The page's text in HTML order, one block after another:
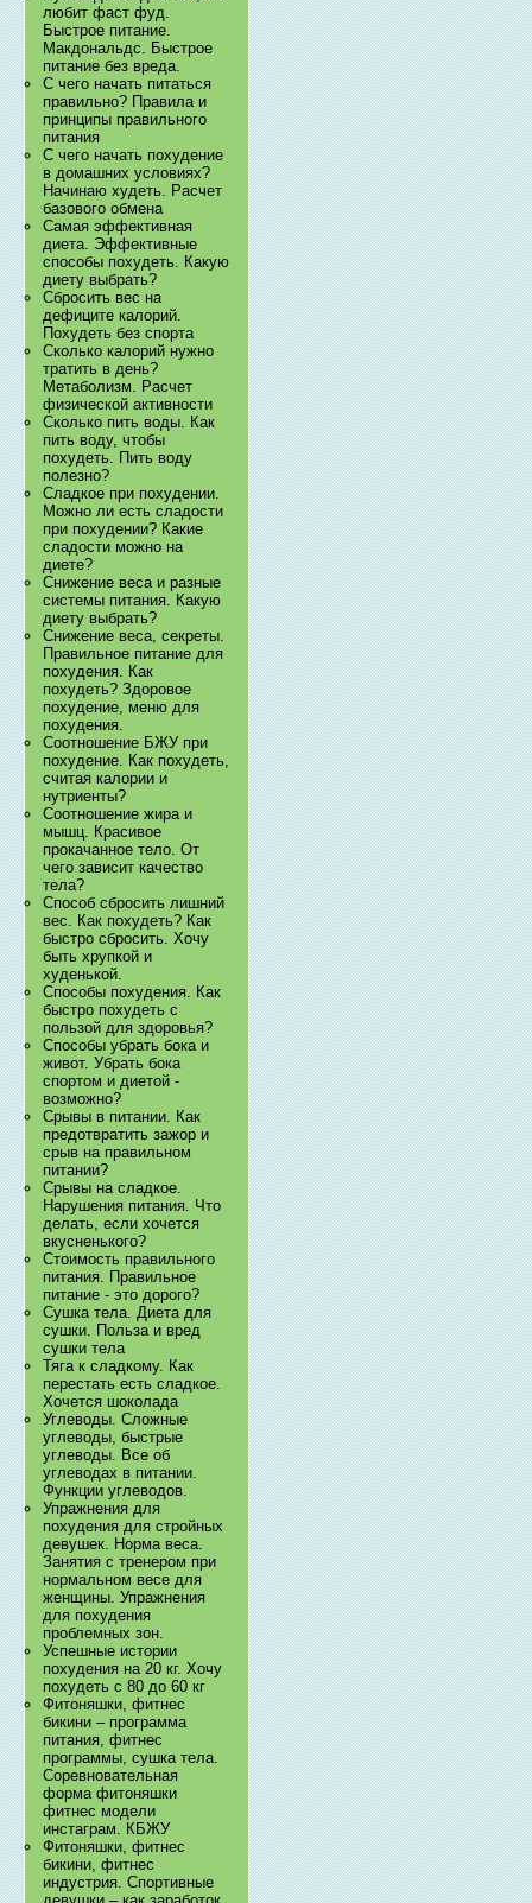
любит фаст фуд.
Быстрое питание.
Макдональдс. Быстрое
питание без вреда.
С чего начать питаться
правильно? Правила и
принципы правильного
питания
С чего начать похудение
в домашних условиях?
Начинаю худеть. Расчет
базового обмена
Самая эффективная
диета. Эффективные
способы похудеть. Какую
диету выбрать?
Сбросить вес на
дефиците калорий.
Похудеть без спорта
Сколько калорий нужно
тратить в день?
Метаболизм. Расчет
физической активности
Сколько пить воды. Как
пить воду, чтобы
похудеть. Пить воду
полезно?
Сладкое при похудении.
Можно ли есть сладости
при похудении? Какие
сладости можно на
диете?
Снижение веса и разные
системы питания. Какую
диету выбрать?
Снижение веса, секреты.
Правильное питание для
похудения. Как
похудеть? Здоровое
похудение, меню для
похудения.
Соотношение БЖУ при
похудение. Как похудеть,
считая калории и
нутриенты?
Соотношение жира и
мышц. Красивое
прокачанное тело. От
чего зависит качество
тела?
Способ сбросить лишний
вес. Как похудеть? Как
быстро сбросить. Хочу
быть хрупкой и
худенькой.
Способы похудения. Как
быстро похудеть с
пользой для здоровья?
Способы убрать бока и
живот. Убрать бока
спортом и диетой -
возможно?
Срывы в питании. Как
предотвратить зажор и
срыв на правильном
питании?
Срывы на сладкое.
Нарушения питания. Что
делать, если хочется
вкусненького?
Стоимость правильного
питания. Правильное
питание - это дорого?
Сушка тела. Диета для
сушки. Польза и вред
сушки тела
Тяга к сладкому. Как
перестать есть сладкое.
Хочется шоколада
Углеводы. Сложные
углеводы, быстрые
углеводы. Все об
углеводах в питании.
Функции углеводов.
Упражнения для
похудения для стройных
девушек. Норма веса.
Занятия с тренером при
нормальном весе для
женщины. Упражнения
для похудения
проблемных зон.
Успешные истории
похудения на 20 кг. Хочу
похудеть с 80 до 60 кг
Фитоняшки, фитнес
бикини – программа
питания, фитнес
программы, сушка тела.
Соревновательная
форма фитоняшки
фитнес модели
инстаграм. КБЖУ
Фитоняшки, фитнес
бикини, фитнес
индустрия. Спортивные